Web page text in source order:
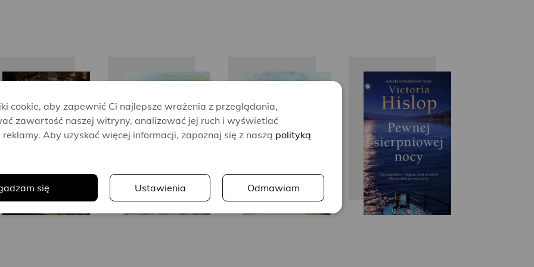
Hislop
Hislop
Hislop
Victoria
Hislop
cookie, aby zapewnić Ci najlepsze wrażenia z przeglądania,
zawartość naszej witryny, analizować jej ruch i wyświetlać
Aby uzyskać więcej informacji, zapoznaj się z naszą polityką
się Ustawienia Odmawiam